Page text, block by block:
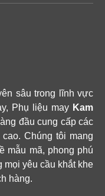
sâu trong lĩnh vực
Phụ liệu may Kam
đầu cung cấp các
Chúng tôi mang
mẫu mã, phong phú
mọi yêu cầu khắt khe
hàng.